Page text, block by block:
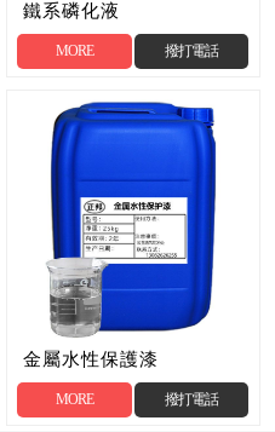
鐵系磷化液
MORE 撥打電話
金屬水性保護漆
MORE 撥打電話